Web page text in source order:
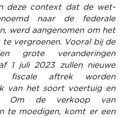
deze context dat de wet-
naar de federale
werd aangenomen om het
te vergroenen. Vooral bij de
grote veranderingen
1 juli 2023 zullen nieuwe
fiscale aftrek worden
van het soort voertuig en
Om de verkoop van
te moedigen, komt er een